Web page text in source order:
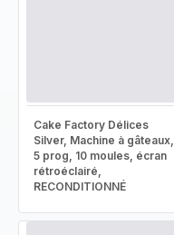
Cake Factory Délices
Silver, Machine à gâteaux,
5 prog, 10 moules, écran
rétroéclairé,
RECONDITIONNÉ